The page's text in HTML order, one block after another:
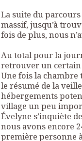
La suite du
massif, jusqu’à
fois de plus, nous
Au total pour la
retrouver un certain
Une fois la chambre
le résumé de la
hébergements
village un peu
Évelyne s’inquiète
nous avons encore
première personne